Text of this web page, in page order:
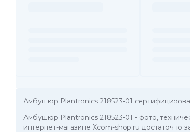
Амбушюр Plantronics 218523-01
Амбушюр Plantronics 218523-01 - фото,
интернет-магазине Xcom-shop.ru достаточно